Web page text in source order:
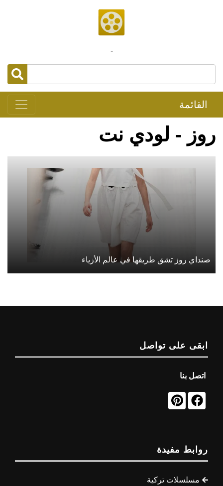
-
القائمة
روز - لودي نت
صنداي روز تشق طريقها في عالم الأزياء
ابقى على تواصل
اتصل بنا
روابط مفيدة
مسلسلات تركية